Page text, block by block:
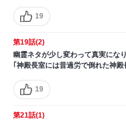
19
第19話(2)
幽霊ネタが少し変わって真実にな
｢神殿長室には昔過労で倒れた神
19
第21話(1)